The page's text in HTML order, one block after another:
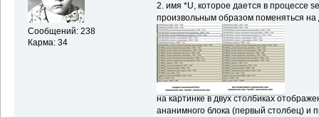
Сообщений: 238
Карма: 34
2. имя *U, которое дается в
произвольным образом поменяться на
на картинке в двух столбиках
ананимного блока (первый столбец) и